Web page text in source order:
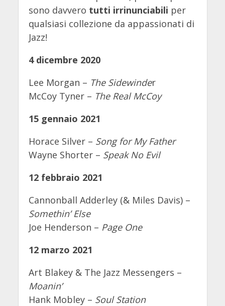
sono davvero tutti irrinunciabili per
qualsiasi collezione da appassionati di
Jazz!
4 dicembre 2020
Lee Morgan – The Sidewinder
McCoy Tyner – The Real McCoy
15 gennaio 2021
Horace Silver – Song for My Father
Wayne Shorter – Speak No Evil
12 febbraio 2021
Cannonball Adderley (& Miles Davis) –
Somethin’ Else
Joe Henderson – Page One
12 marzo 2021
Art Blakey & The Jazz Messengers –
Moanin’
Hank Mobley – Soul Station